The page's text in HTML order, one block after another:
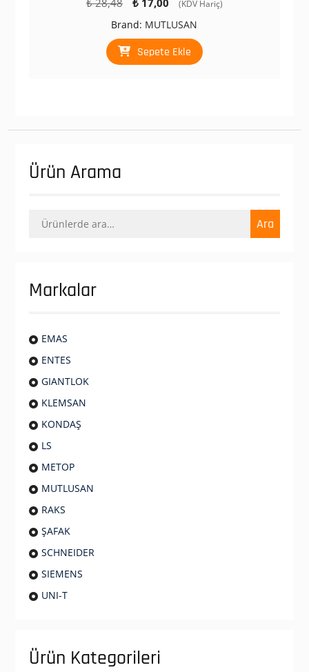
₺28,48
fiyat:
₺ 28,48.
₺17,00
fiyat:
₺ 17,00.
(KDV Hariç)
Brand: MUTLUSAN
Sepete Ekle
Ürün Arama
Ara: Ara
Markalar
EMAS
ENTES
GIANTLOK
KLEMSAN
KONDAŞ
LS
METOP
MUTLUSAN
RAKS
ŞAFAK
SCHNEIDER
SIEMENS
UNI-T
Ürün Kategorileri